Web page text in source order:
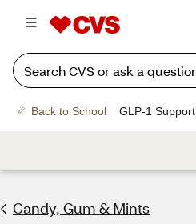
Back to School GLP-1 Support
Candy, Gum & Mints